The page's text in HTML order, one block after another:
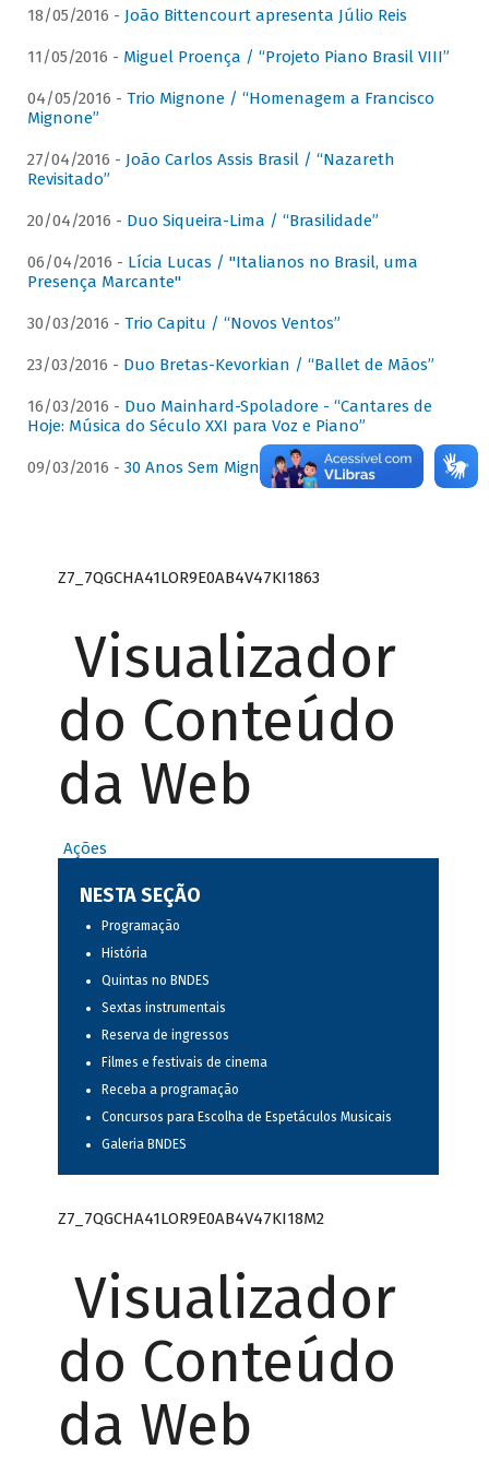
18/05/2016 - João Bittencourt apresenta Júlio Reis
11/05/2016 - Miguel Proença / “Projeto Piano Brasil VIII”
04/05/2016 - Trio Mignone / “Homenagem a Francisco
Mignone”
27/04/2016 - João Carlos Assis Brasil / “Nazareth
Revisitado”
20/04/2016 - Duo Siqueira-Lima / “Brasilidade”
06/04/2016 - Lícia Lucas / "Italianos no Brasil, uma
Presença Marcante"
30/03/2016 - Trio Capitu / “Novos Ventos”
23/03/2016 - Duo Bretas-Kevorkian / “Ballet de Mãos”
16/03/2016 - Duo Mainhard-Spoladore - “Cantares de
Hoje: Música do Século XXI para Voz e Piano”
09/03/2016 - 30 Anos Sem Mignone
Z7_7QGCHA41LOR9E0AB4V47KI1863
Visualizador
do Conteúdo
da Web
Ações
NESTA SEÇÃO
Programação
História
Quintas no BNDES
Sextas instrumentais
Reserva de ingressos
Filmes e festivais de cinema
Receba a programação
Concursos para Escolha de Espetáculos Musicais
Galeria BNDES
Z7_7QGCHA41LOR9E0AB4V47KI18M2
Visualizador
do Conteúdo
da Web